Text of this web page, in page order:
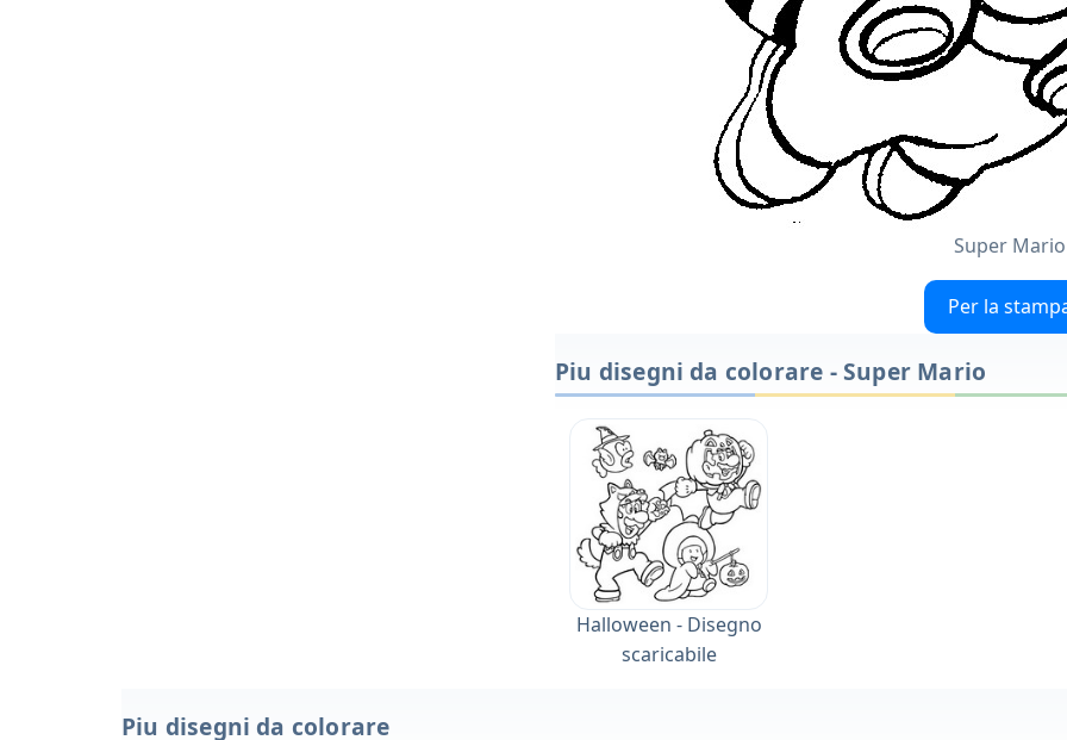
Super Mario
Per la
Piu disegni da colorare - Super Mario
Halloween - Disegno
scaricabile
Piu disegni da colorare